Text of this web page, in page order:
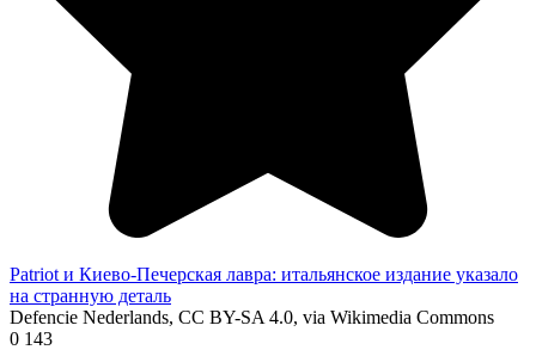
Patriot и Киево-Печерская лавра: итальянское издание указало
на странную деталь
Defencie Nederlands, CC BY-SA 4.0, via Wikimedia Commons
0 143